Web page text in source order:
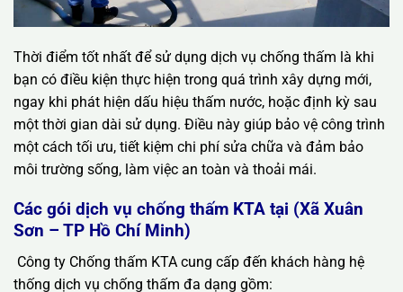
Thời điểm tốt nhất để sử dụng dịch vụ chống thấm là khi
bạn có điều kiện thực hiện trong quá trình xây dựng mới,
ngay khi phát hiện dấu hiệu thấm nước, hoặc định kỳ sau
một thời gian dài sử dụng. Điều này giúp bảo vệ công trình
một cách tối ưu, tiết kiệm chi phí sửa chữa và đảm bảo
môi trường sống, làm việc an toàn và thoải mái.
Các gói dịch vụ chống thấm KTA tại (Xã Xuân
Sơn – TP Hồ Chí Minh)
Công ty Chống thấm KTA cung cấp đến khách hàng hệ
thống dịch vụ chống thấm đa dạng gồm: